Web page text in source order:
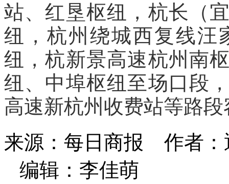
站、红垦枢纽，杭长（
纽，杭州绕城西复线汪
纽，杭新景高速杭州南
纽、中埠枢纽至场口段
高速新杭州收费站等路
来源：每日商报 作者
编辑：李佳萌